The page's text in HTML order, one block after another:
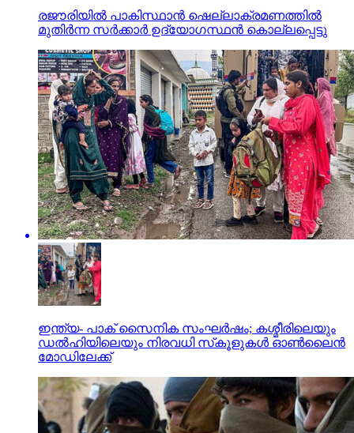
രജൗരിയില്‍ പാകിസ്ഥാന്‍ ഷെല്ലാക്രമണത്തില്‍
മുതിര്‍ന്ന സര്‍ക്കാര്‍ ഉദ്യോഗസ്ഥന്‍ കൊല്ലപ്പെട്ടു
ഇന്ത്യ- പാക് സൈനിക സംഘര്‍ഷം; കശ്മീരിലെയും
ഡല്‍ഹിയിലെയും നിരവധി സ്‌കൂളുകള്‍ ഓണ്‍ലൈന്‍
മോഡിലേക്ക്